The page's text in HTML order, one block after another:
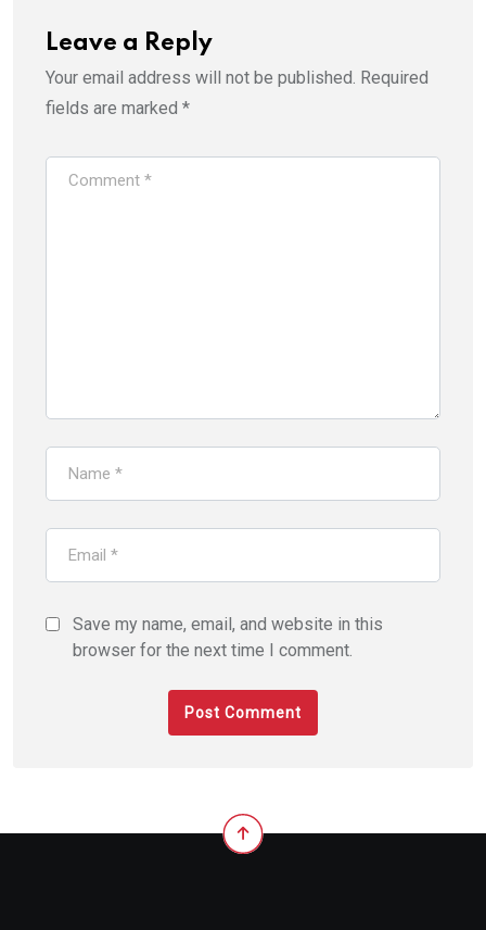
Leave a Reply
Your email address will not be published. Required
fields are marked *
Save my name, email, and website in this
browser for the next time I comment.